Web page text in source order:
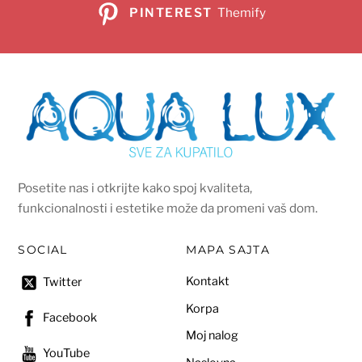
PINTEREST Themify
Posetite nas i otkrijte kako spoj kvaliteta,
funkcionalnosti i estetike može da promeni vaš dom.
SOCIAL
Twitter
Facebook
YouTube
MAPA SAJTA
Kontakt
Korpa
Moj nalog